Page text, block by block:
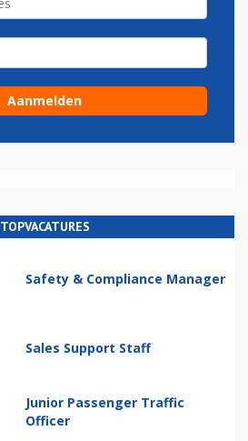
TOPVACATURES
Safety & Compliance Manager
Sales Support Staff
Junior Passenger Traffic
Officer